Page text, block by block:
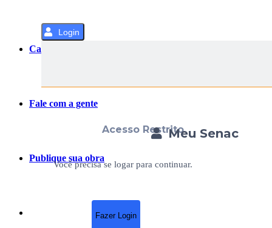
Categorias
Fale com a gente
Publique sua obra
Login
Meu Senac
Acesso Restrito
Você precisa se logar para continuar.
Fazer Login